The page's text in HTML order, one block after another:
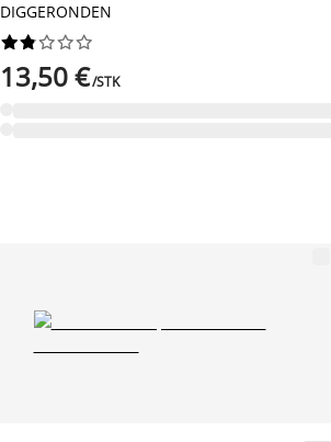
DIGGERONDEN






13,50 €/STK